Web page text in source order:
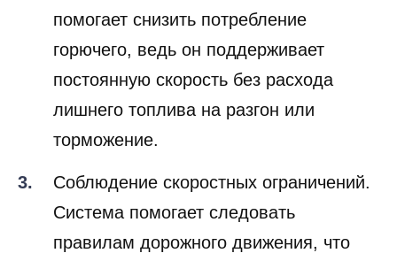
помогает снизить потребление
горючего, ведь он поддерживает
постоянную скорость без расхода
лишнего топлива на разгон или
торможение.
Соблюдение скоростных ограничений.
Система помогает следовать
правилам дорожного движения, что